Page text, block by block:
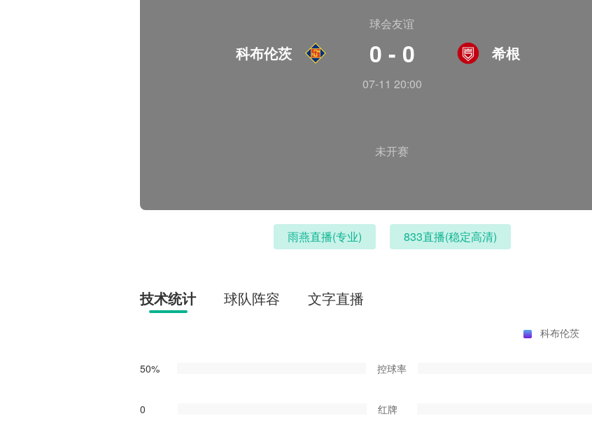
球会友谊
科布伦茨 0 - 0 希根
07-11 20:00
未开赛
雨燕直播(专业) 833直播(稳定高清)
技术统计 球队阵容 文字直播
科布伦茨
50% 控球率
0 红牌